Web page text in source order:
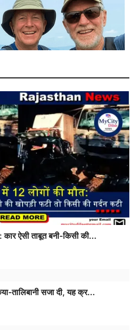
कार ऐसी ताबूत बनी-किसी की...
तालिबानी सजा दी, यह क्र...